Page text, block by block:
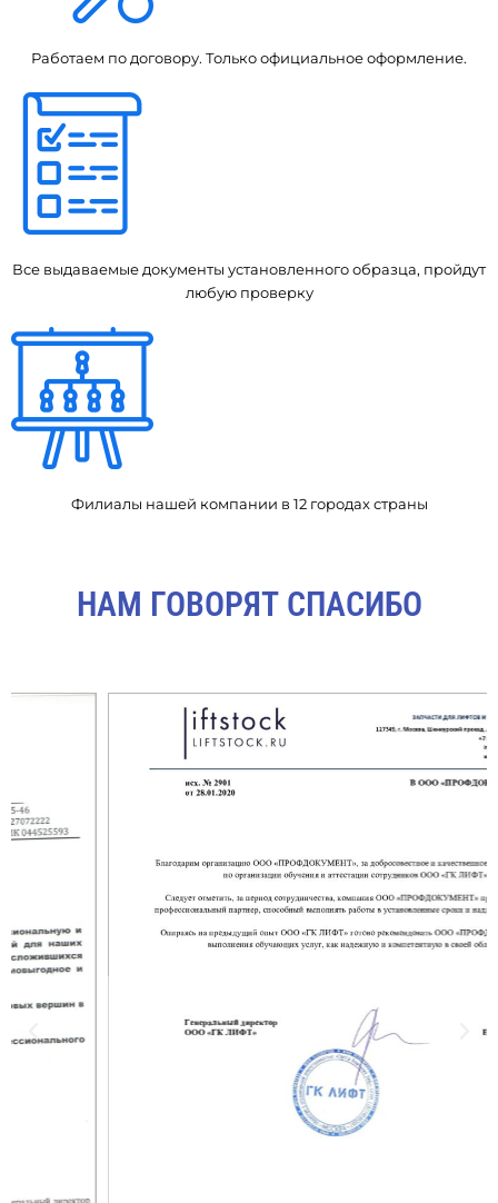
Работаем по договору. Только официальное оформление.
Все выдаваемые документы установленного образца, пройдут
любую проверку
Филиалы нашей компании в 12 городах страны
НАМ ГОВОРЯТ СПАСИБО